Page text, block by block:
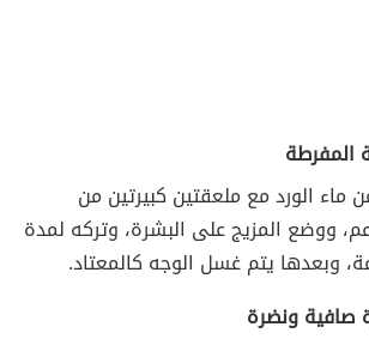
المفرطة
ماء الورد مع ملعقتين كبيرتين من
ووضع المزيج على البشرة، وتركه لمدة
وبعدها يتم غسل الوجه كالمعتاد.
صافية ونضرة